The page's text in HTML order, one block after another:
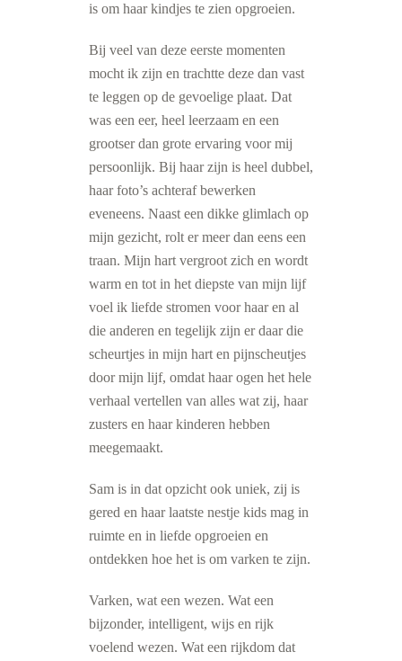
is om haar kindjes te zien opgroeien.
Bij veel van deze eerste momenten
mocht ik zijn en trachtte deze dan vast
te leggen op de gevoelige plaat. Dat
was een eer, heel leerzaam en een
grootser dan grote ervaring voor mij
persoonlijk. Bij haar zijn is heel dubbel,
haar foto’s achteraf bewerken
eveneens. Naast een dikke glimlach op
mijn gezicht, rolt er meer dan eens een
traan. Mijn hart vergroot zich en wordt
warm en tot in het diepste van mijn lijf
voel ik liefde stromen voor haar en al
die anderen en tegelijk zijn er daar die
scheurtjes in mijn hart en pijnscheutjes
door mijn lijf, omdat haar ogen het hele
verhaal vertellen van alles wat zij, haar
zusters en haar kinderen hebben
meegemaakt.
Sam is in dat opzicht ook uniek, zij is
gered en haar laatste nestje kids mag in
ruimte en in liefde opgroeien en
ontdekken hoe het is om varken te zijn.
Varken, wat een wezen. Wat een
bijzonder, intelligent, wijs en rijk
voelend wezen. Wat een rijkdom dat